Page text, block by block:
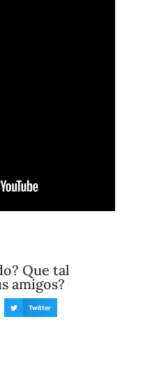
Que tal
amigos?
Twitter